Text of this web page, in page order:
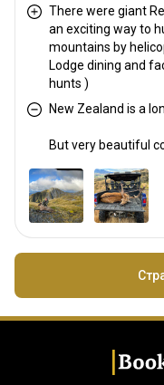
There were giant
an exciting way to
mountains by
Lodge dining and
hunts )
New Zealand is a
But very beautiful